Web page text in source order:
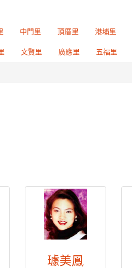
中門里 頂厝里 港埔里
文賢里 廣應里 五福里
璩美鳳